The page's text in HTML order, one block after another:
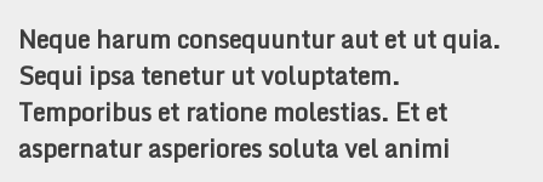
Neque harum consequuntur aut et ut quia.
Sequi ipsa tenetur ut voluptatem.
Temporibus et ratione molestias. Et et
aspernatur asperiores soluta vel animi